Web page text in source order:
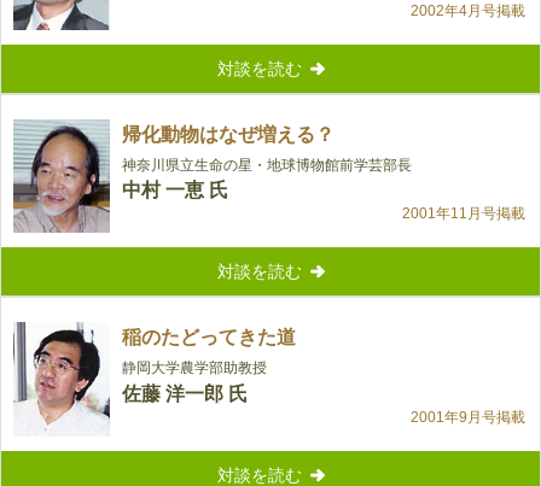
2002年4月号掲載
対談を読む
帰化動物はなぜ増える？
神奈川県立生命の星・地球博物館前学芸部長
中村 一恵 氏
2001年11月号掲載
対談を読む
稲のたどってきた道
静岡大学農学部助教授
佐藤 洋一郎 氏
2001年9月号掲載
対談を読む